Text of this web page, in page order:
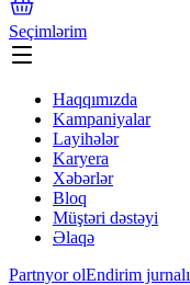
Seçimlərim
Haqqımızda
Kampaniyalar
Layihələr
Karyera
Xəbərlər
Bloq
Müştəri dəstəyi
Əlaqə
Partnyor olEndirim jurnalı